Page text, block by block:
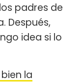
padres de
Después,
idea si lo
la